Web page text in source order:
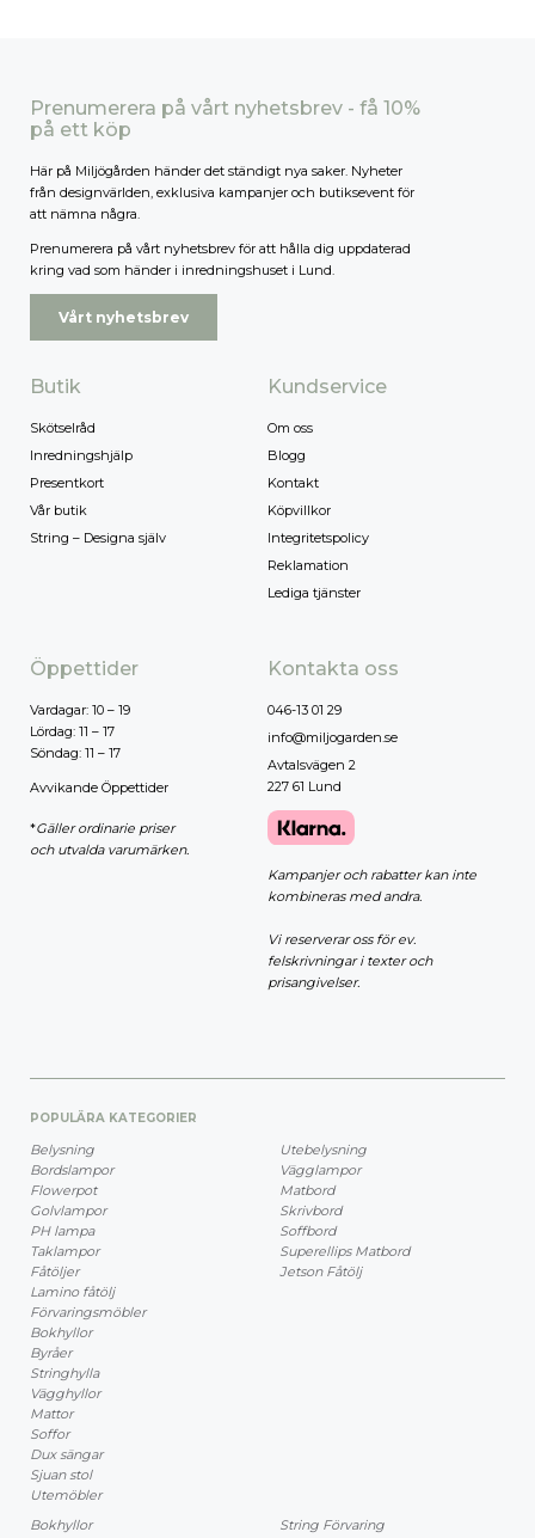
Prenumerera på vårt nyhetsbrev - få 10%
på ett köp
Här på Miljögården händer det ständigt nya saker. Nyheter
från designvärlden, exklusiva kampanjer och butiksevent för
att nämna några.
Prenumerera på vårt nyhetsbrev för att hålla dig uppdaterad
kring vad som händer i inredningshuset i Lund.
Vårt nyhetsbrev
Butik
Skötselråd
Inredningshjälp
Presentkort
Vår butik
String – Designa själv
Kundservice
Om oss
Blogg
Kontakt
Köpvillkor
Integritetspolicy
Reklamation
Lediga tjänster
Öppettider
Vardagar: 10 – 19
Lördag: 11 – 17
Söndag: 11 – 17
Avvikande Öppettider
*Gäller ordinarie priser
och utvalda varumärken.
Kontakta oss
046-13 01 29
info@miljogarden.se
Avtalsvägen 2
227 61 Lund
Kampanjer och rabatter kan inte
kombineras med andra.
Vi reserverar oss för ev.
felskrivningar i texter och
prisangivelser.
POPULÄRA KATEGORIER
Belysning
Bordslampor
Flowerpot
Golvlampor
PH lampa
Taklampor
Fåtöljer
Lamino fåtölj
Förvaringsmöbler
Bokhyllor
Byråer
Stringhylla
Vägghyllor
Mattor
Soffor
Dux sängar
Sjuan stol
Utemöbler
Utebelysning
Vägglampor
Matbord
Skrivbord
Soffbord
Superellips Matbord
Jetson Fåtölj
Bokhyllor
String Förvaring